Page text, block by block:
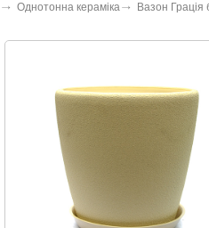
Однотонна кераміка Вазон